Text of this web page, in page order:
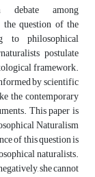
debate among
the question of the
to philosophical
postulate
framework.
by scientific
the contemporary
This paper is
Naturalism
of this question is
naturalists.
she cannot